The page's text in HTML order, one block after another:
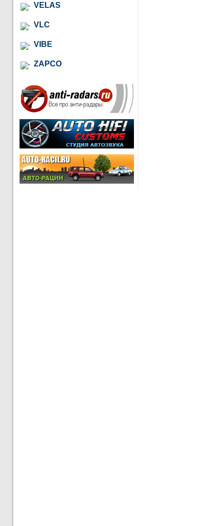
VELAS
VLC
VIBE
ZAPCO